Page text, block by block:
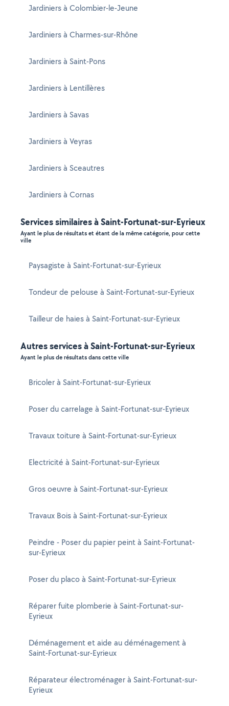
Jardiniers à Colombier-le-Jeune
Jardiniers à Charmes-sur-Rhône
Jardiniers à Saint-Pons
Jardiniers à Lentillères
Jardiniers à Savas
Jardiniers à Veyras
Jardiniers à Sceautres
Jardiniers à Cornas
Services similaires à Saint-Fortunat-sur-Eyrieux
Ayant le plus de résultats et étant de la même catégorie, pour cette
ville
Paysagiste à Saint-Fortunat-sur-Eyrieux
Tondeur de pelouse à Saint-Fortunat-sur-Eyrieux
Tailleur de haies à Saint-Fortunat-sur-Eyrieux
Autres services à Saint-Fortunat-sur-Eyrieux
Ayant le plus de résultats dans cette ville
Bricoler à Saint-Fortunat-sur-Eyrieux
Poser du carrelage à Saint-Fortunat-sur-Eyrieux
Travaux toiture à Saint-Fortunat-sur-Eyrieux
Electricité à Saint-Fortunat-sur-Eyrieux
Gros oeuvre à Saint-Fortunat-sur-Eyrieux
Travaux Bois à Saint-Fortunat-sur-Eyrieux
Peindre - Poser du papier peint à Saint-Fortunat-
sur-Eyrieux
Poser du placo à Saint-Fortunat-sur-Eyrieux
Réparer fuite plomberie à Saint-Fortunat-sur-
Eyrieux
Déménagement et aide au déménagement à
Saint-Fortunat-sur-Eyrieux
Réparateur électroménager à Saint-Fortunat-sur-
Eyrieux